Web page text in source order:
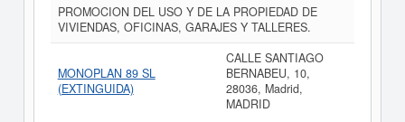
PROMOCION DEL USO Y DE LA PROPIEDAD DE
VIVIENDAS, OFICINAS, GARAJES Y TALLERES.
MONOPLAN 89 SL
(EXTINGUIDA)
CALLE SANTIAGO
BERNABEU, 10,
28036, Madrid,
MADRID